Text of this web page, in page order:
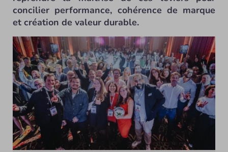
concilier performance, cohérence de marque
et création de valeur durable.